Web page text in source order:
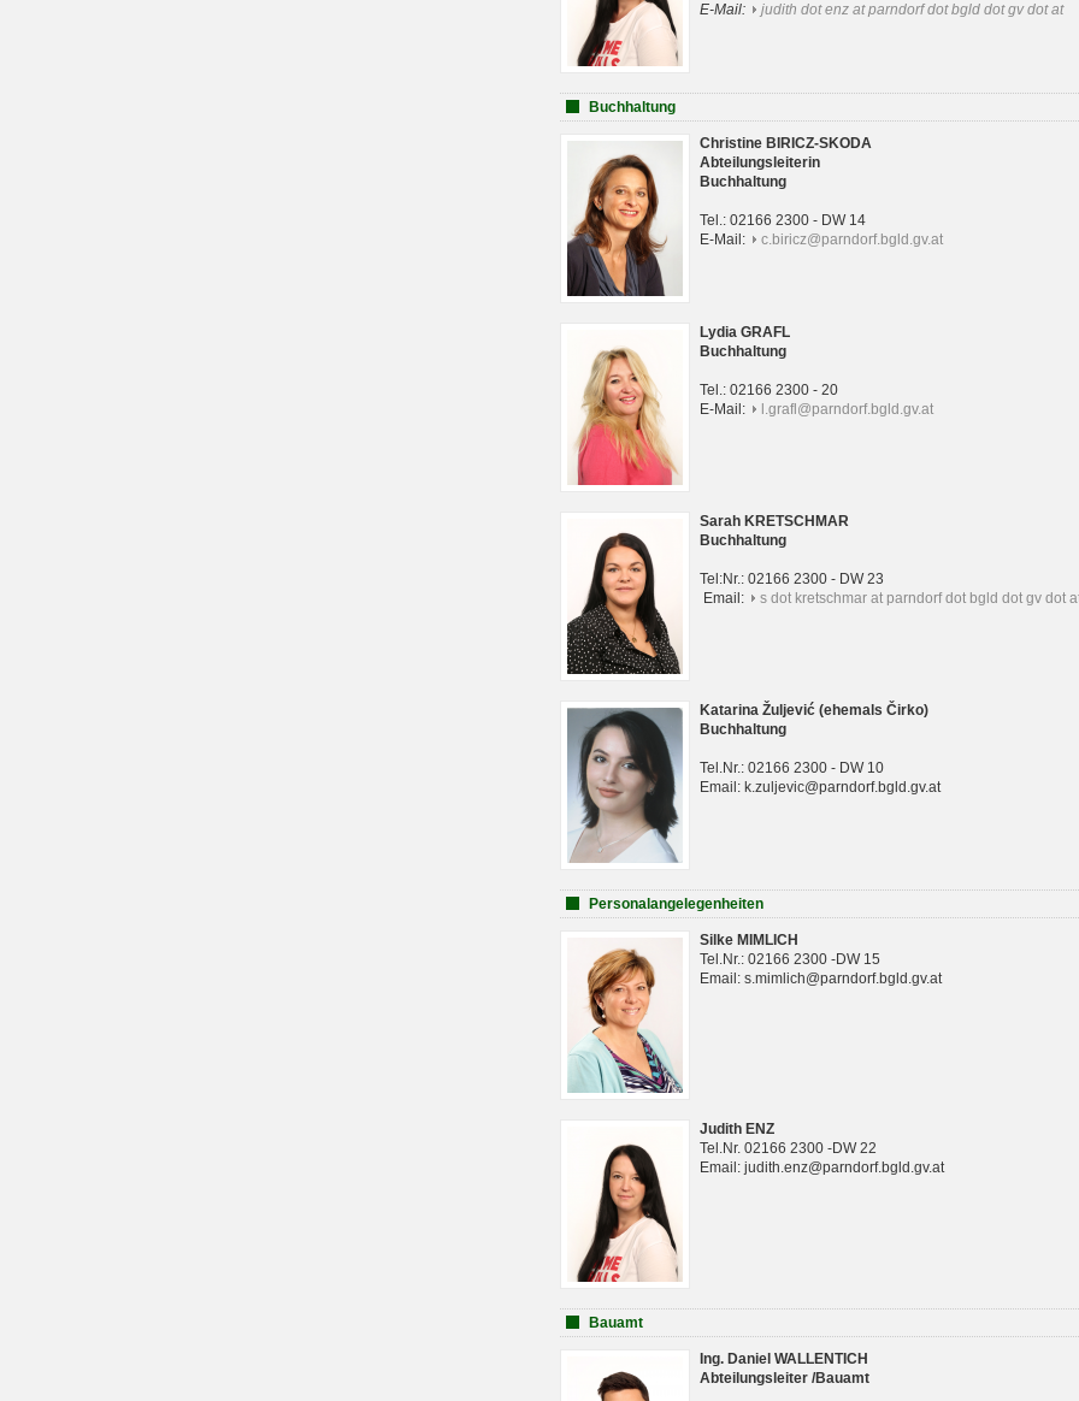
E-Mail:
judith dot enz at parndorf dot bgld dot gv dot at
Buchhaltung
Christine BIRICZ-SKODA
Abteilungsleiterin
Buchhaltung
Tel.: 02166 2300 - DW 14
E-Mail:
c.biricz@parndorf.bgld.gv.at
Lydia GRAFL
Buchhaltung
Tel.: 02166 2300 - 20
E-Mail:
l.grafl@parndorf.bgld.gv.at
Sarah KRETSCHMAR
Buchhaltung
Tel:Nr.: 02166 2300 - DW 23
Email:
s dot kretschmar at parndorf dot bgld dot gv dot
Katarina Žuljević (ehemals Čirko)
Buchhaltung
Tel.Nr.: 02166 2300 - DW 10
Email: k.zuljevic@parndorf.bgld.gv.at
Personalangelegenheiten
Silke MIMLICH
Tel.Nr.: 02166 2300 -DW 15
Email: s.mimlich@parndorf.bgld.gv.at
Judith ENZ
Tel.Nr. 02166 2300 -DW 22
Email: judith.enz@parndorf.bgld.gv.at
Bauamt
Ing. Daniel WALLENTICH
Abteilungsleiter /Bauamt